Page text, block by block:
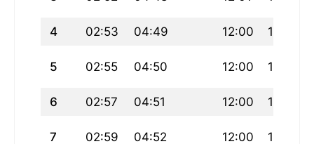
4 02:53 04:49 12:00 15:57
5 02:55 04:50 12:00 15:57
6 02:57 04:51 12:00 15:56
7 02:59 04:52 12:00 15:56